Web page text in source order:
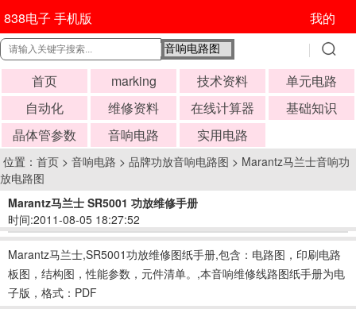
838电子 手机版 我的
首页 marking 技术资料
单元电路
自动化
维修资料 在线计算器
基础知识
晶体管参数
音响电路 实用电路
位置： 首页 > 音响电路 > 品牌功放音响电路图 > Marantz马兰士音响功
放电路图
Marantz马兰士 SR5001 功放维修手册
时间:2011-08-05 18:27:52
Marantz马兰士,SR5001功放维修图纸手册,包含：电路图，印刷电路
板图，结构图，性能参数，元件清单。,本音响维修线路图纸手册为电
子版，格式：PDF